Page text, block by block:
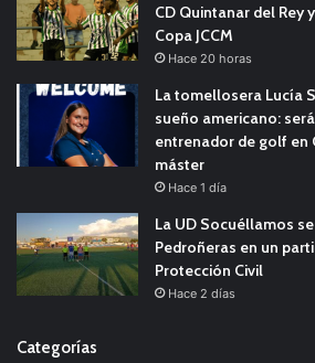
CD Quintanar del Rey
Copa JCCM
Hace 20 horas
La tomellosera Lucía
sueño americano:
entrenador de golf en
máster
Hace 1 día
La UD Socuéllamos
Pedroñeras en un
Protección Civil
Hace 2 días
Categorías